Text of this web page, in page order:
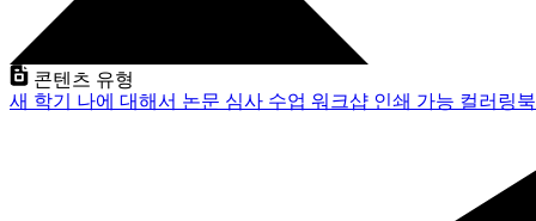
콘텐츠 유형
새 학기 나에 대해서 논문 심사 수업 워크샵 인쇄 가능 컬러링북